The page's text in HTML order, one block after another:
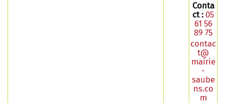
Conta
ct : 05
61 56
89 75
contac
t@
mairie
-
saube
ns.co
m